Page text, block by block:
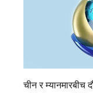
चीन र